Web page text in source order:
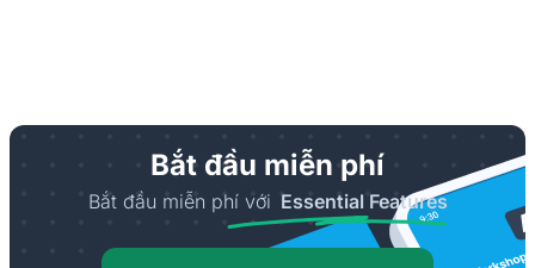
Bắt đầu miễn phí
Bắt đầu miễn phí với Essential Features